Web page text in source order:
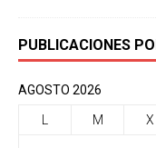
PUBLICACIONES
AGOSTO 2026
M X